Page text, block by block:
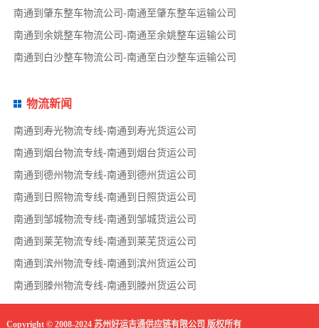
南通到肇东整车物流公司-南通至肇东整车运输公司
南通到余姚整车物流公司-南通至余姚整车运输公司
南通到白沙整车物流公司-南通至白沙整车运输公司
物流新闻
南通到寿光物流专线-南通到寿光货运公司
南通到烟台物流专线-南通到烟台货运公司
南通到德州物流专线-南通到德州货运公司
南通到日照物流专线-南通到日照货运公司
南通到邹城物流专线-南通到邹城货运公司
南通到莱芜物流专线-南通到莱芜货运公司
南通到滨州物流专线-南通到滨州货运公司
南通到滕州物流专线-南通到滕州货运公司
Copyright © 2008-2024 苏州好运吉通供应链有限公司 版权所有